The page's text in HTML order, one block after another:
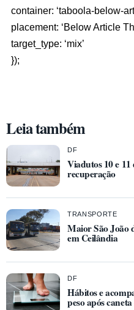
container: ‘taboola-below-
placement: ‘Below Article
target_type: ‘mix’
});
Leia também
DF
Viadutos 10 e
recuperação
TRANSPORTE
Maior São João
em Ceilândia
DF
Hábitos e
peso após